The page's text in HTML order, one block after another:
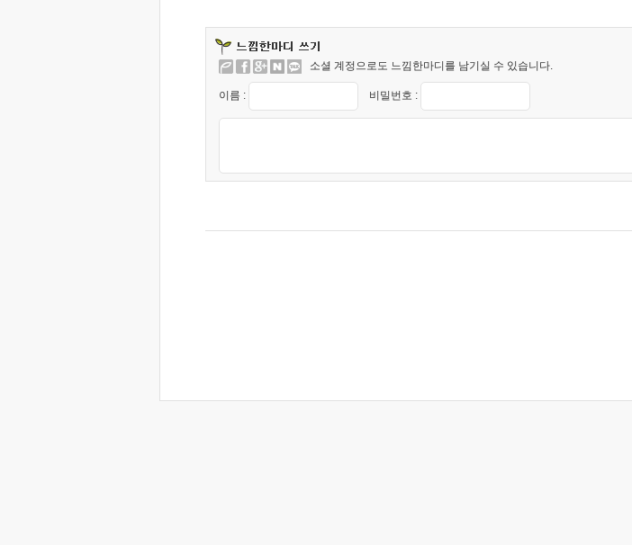
소셜 계정으로도 느낌한마디를 남기실 수 있습니다.
이름 : 비밀번호 :